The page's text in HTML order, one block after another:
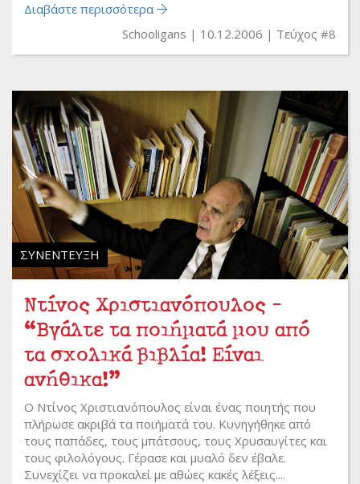
Διαβάστε περισσότερα
Schooligans
10.12.2006 Τεύχος #8
ΣΥΝΈΝΤΕΥΞΗ
Ντίνος Χριστιανόπουλος -
“Βγάλτε τα ποιήματά μου από
τα σχολικά βιβλία! Είναι
ανήθικα!”
Ο Ντίνος Χριστιανόπουλος είναι ένας ποιητής που
πλήρωσε ακριβά τα ποιήματά του. Κυνηγήθηκε από
τους παπάδες, τους μπάτσους, τους Χρυσαυγίτες και
τους φιλολόγους. Γέρασε και μυαλό δεν έβαλε.
Συνεχίζει να προκαλεί με αθώες κακές λέξεις....